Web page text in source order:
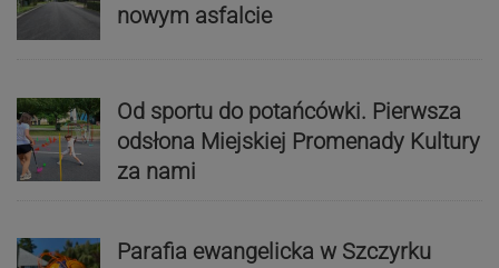
nowym asfalcie
Od sportu do potańcówki. Pierwsza
odsłona Miejskiej Promenady Kultury
za nami
Parafia ewangelicka w Szczyrku